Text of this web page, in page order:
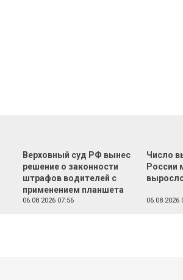
Верховный суд РФ вынес
решение о законности
штрафов водителей с
применением планшета
06.08.2026 07:56
Число
России
06.08.2026